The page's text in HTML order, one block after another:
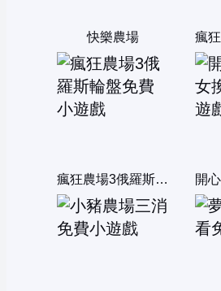
快樂農場
瘋狂農場3俄羅斯輪盤